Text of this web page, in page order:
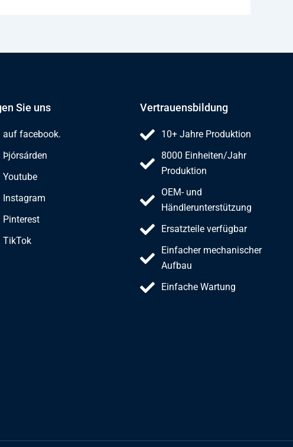
Sie uns
auf facebook.
Þjórsárden
Youtube
Instagram
Pinterest
TikTok
Vertrauensbildung
10+ Jahre Produktion
8000 Einheiten/Jahr
Produktion
OEM- und
Händlerunterstützung
Ersatzteile verfügbar
Einfacher mechanischer
Aufbau
Einfache Wartung